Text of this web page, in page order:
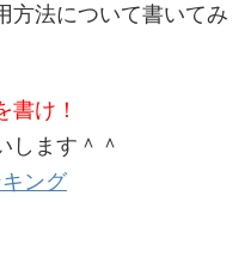
方法について書いてみ
書け！
します＾＾
ング